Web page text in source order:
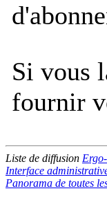
Si vous
fournir
Liste de diffusion
Interface
Panorama de toutes